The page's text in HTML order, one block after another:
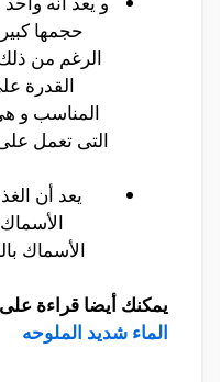
حجمها
الرغم من
القدرة
المناسب و
التى تعمل
يعد أن
الأسماك
يمكنك أيضا قراءة
الماء شديد الملوحه